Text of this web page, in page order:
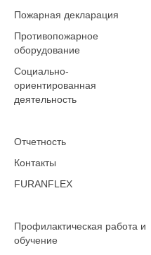
Пожарная декларация
Противопожарное
оборудование
Социально-
ориентированная
деятельность
Отчетность
Контакты
FURANFLEX
Профилактическая работа и
обучение